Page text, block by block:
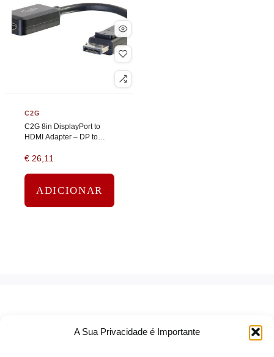
A Sua Privacidade é Importante
C2G
C2G 8in DisplayPort to
HDMI Adapter – DP to
Black – M/F – Adaptador
macho…
€ 26,11
ADICIONAR